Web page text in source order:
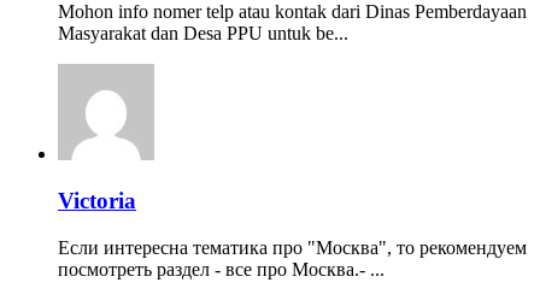
Mohon info nomer telp atau kontak dari Dinas Pemberdayaan
Masyarakat dan Desa PPU untuk be...
Victoria
Если интересна тематика про "Москва", то рекомендуем
посмотреть раздел - все про Москва.- ...